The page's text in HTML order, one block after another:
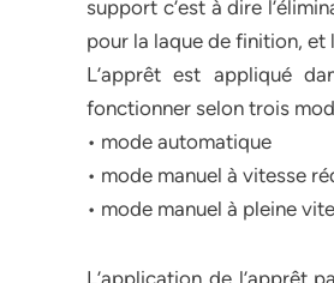
support c’est à dire
pour la laque de finition, et
L’apprêt est appliqué
fonctionner selon trois
• mode automatique
• mode manuel à vitesse
• mode manuel à pleine
L’application de l’apprêt